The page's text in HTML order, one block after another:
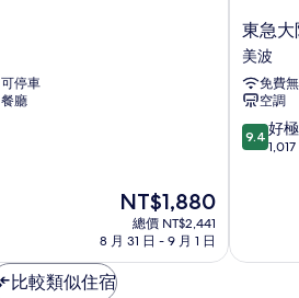
可停車
餐廳
現
在
價
NT$1,880
總價 NT$2,441
8 月 31 日 - 9 月 1 日
東
急
大
阪
卓
越
大
東急大
美波
免費
空調
9.4
分，
極
9.4 好
比較類似住宿